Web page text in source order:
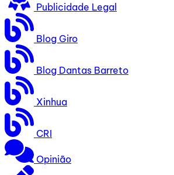
Publicidade Legal
Blog Giro
Blog Dantas Barreto
Xinhua
CRI
Opinião